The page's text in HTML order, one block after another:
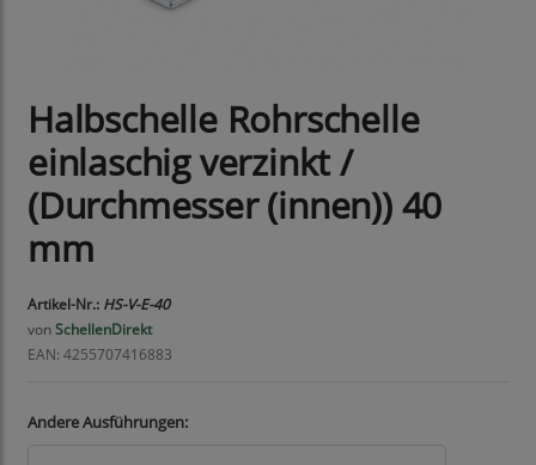
Halbschelle Rohrschelle
einlaschig verzinkt /
(Durchmesser (innen)) 40
mm
Artikel-Nr.: HS-V-E-40
vonSchellenDirekt
EAN: 4255707416883
Andere Ausführungen: